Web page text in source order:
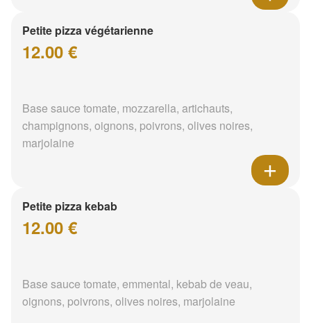
Petite pizza végétarienne
12.00 €
Base sauce tomate, mozzarella, artichauts,
champignons, oignons, poivrons, olives noires,
marjolaine
Petite pizza kebab
12.00 €
Base sauce tomate, emmental, kebab de veau,
oignons, poivrons, olives noires, marjolaine